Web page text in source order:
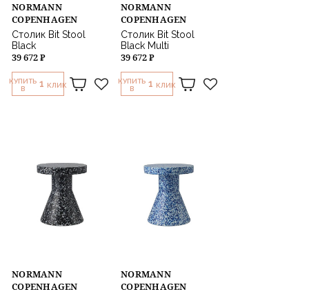
NORMANN
COPENHAGEN
Столик Bit Stool
Black
39 672 ₽
КУПИТЬ
В
1 КЛИК
NORMANN
COPENHAGEN
Столик Bit Stool
Black Multi
39 672 ₽
КУПИТЬ
В
1 КЛИК
NORMANN
COPENHAGEN
NORMANN
COPENHAGEN